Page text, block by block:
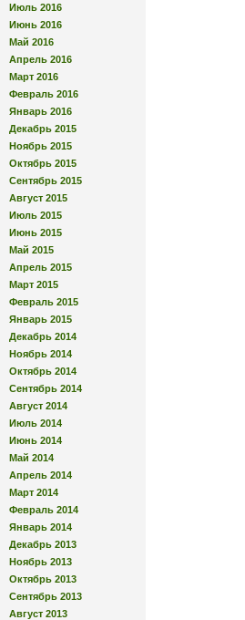
Июль 2016
Июнь 2016
Май 2016
Апрель 2016
Март 2016
Февраль 2016
Январь 2016
Декабрь 2015
Ноябрь 2015
Октябрь 2015
Сентябрь 2015
Август 2015
Июль 2015
Июнь 2015
Май 2015
Апрель 2015
Март 2015
Февраль 2015
Январь 2015
Декабрь 2014
Ноябрь 2014
Октябрь 2014
Сентябрь 2014
Август 2014
Июль 2014
Июнь 2014
Май 2014
Апрель 2014
Март 2014
Февраль 2014
Январь 2014
Декабрь 2013
Ноябрь 2013
Октябрь 2013
Сентябрь 2013
Август 2013